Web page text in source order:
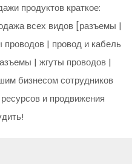
продуктов краткое:
всех видов [разъемы |
| провод и кабель
| жгуты проводов |
бизнесом сотрудников
и продвижения